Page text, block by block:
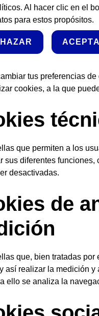
Al hacer clic en el
para estos propósitos.
tus preferencias
cookies, a la que
que permiten a los
sus diferentes
desactivadas.
de
que, bien tratadas por
así realizar la medición
ello se analiza la